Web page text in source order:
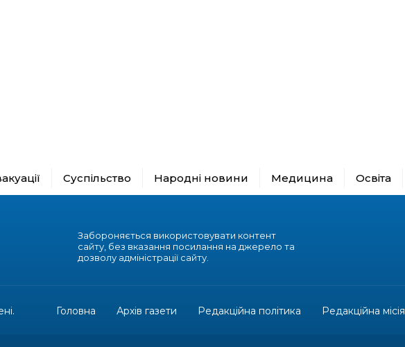
Суспільство Народні новини Медицина Освіта
Забороняється використовувати контент
сайту, без вказання посилання на джерело та
дозволу адміністрації сайту.
Головна Архів газети Редакційна політика Редакційна місія